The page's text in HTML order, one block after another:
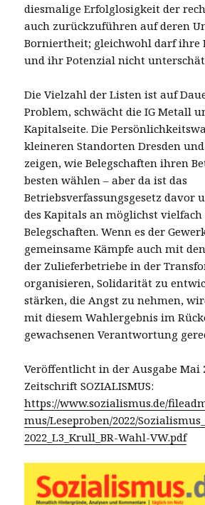
diesmalige Erfolglosigkeit der
auch zurückzuführen auf deren
Borniertheit; gleichwohl darf ihre
und ihr Potenzial nicht
Die Vielzahl der Listen ist auf
Problem, schwächt die IG Metall
Kapitalseite. Die
kleineren Standorten Dresden
zeigen, wie Belegschaften ihren
besten wählen – aber da ist das
Betriebsverfassungsgesetz davor
des Kapitals an möglichst vielfach
Belegschaften. Wenn es der
gemeinsame Kämpfe auch mit
der Zulieferbetriebe in der
organisieren, Solidarität zu
stärken, die Angst zu nehmen,
mit diesem Wahlergebnis im
gewachsenen Verantwortung
Veröffentlicht in der Ausgabe Mai
Zeitschrift SOZIALISMUS:
https://www.sozialismus.de/
mus/Leseproben/2022/
2022_L3_Krull_BR-Wahl-VW.pdf